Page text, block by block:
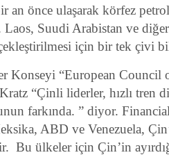
an önce ulaşarak körfez
Laos, Suudi Arabistan ve
için bir tek çivi
Konseyi “European Council
Kratz “Çinli liderler, hızlı
farkında. ” diyor. Financial
ABD ve Venezuela,
Bu ülkeler için Çin’in